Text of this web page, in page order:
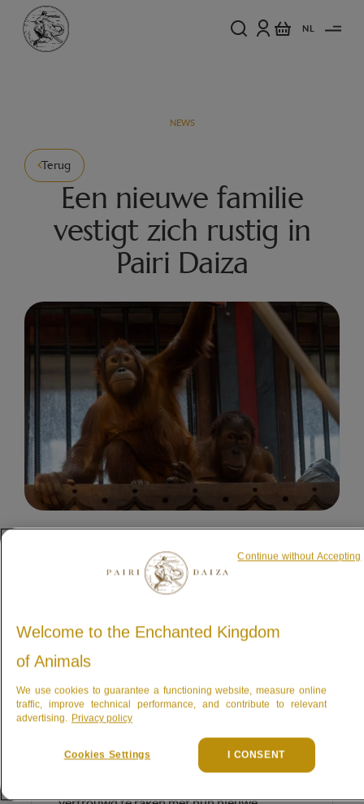
NL
NEWS
Terug
Een nieuwe familie
vestigt zich rustig in
Pairi Daiza
DIEREN & NATUURBEHOUD
De orang-oetans schrijven
een nieuw hoofdstuk
Een mannetje, Kembali, twee vrouwtjes,
Rosa en Indah, evenals twee jongen, Yori en
Bukit, zijn enkele dagen geleden in het Park
aangekomen. Hun aankomst verliep rustig,
zodat ieder de tijd kreeg om op zijn eigen
Welcome to the Enchanted Kingdom
of Animals
We use cookies to guarantee a functioning website, measure online
traffic, improve technical performance, and contribute to relevant
advertising. Privacy policy
Cookies Settings I CONSENT
Continue without Accepting